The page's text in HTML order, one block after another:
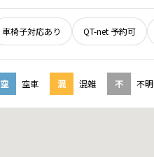
車椅子対応あり QT-net 予約可
空 空車 混 混雑 不 不明